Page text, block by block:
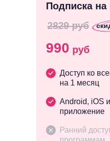
Подписка на
990 руб
Доступ ко
на 1 месяц
Ранний
2829 руб
Android, iOS
приложение